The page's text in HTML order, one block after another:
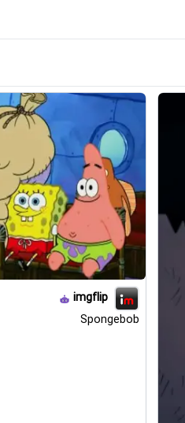
imgflip
Spongebob